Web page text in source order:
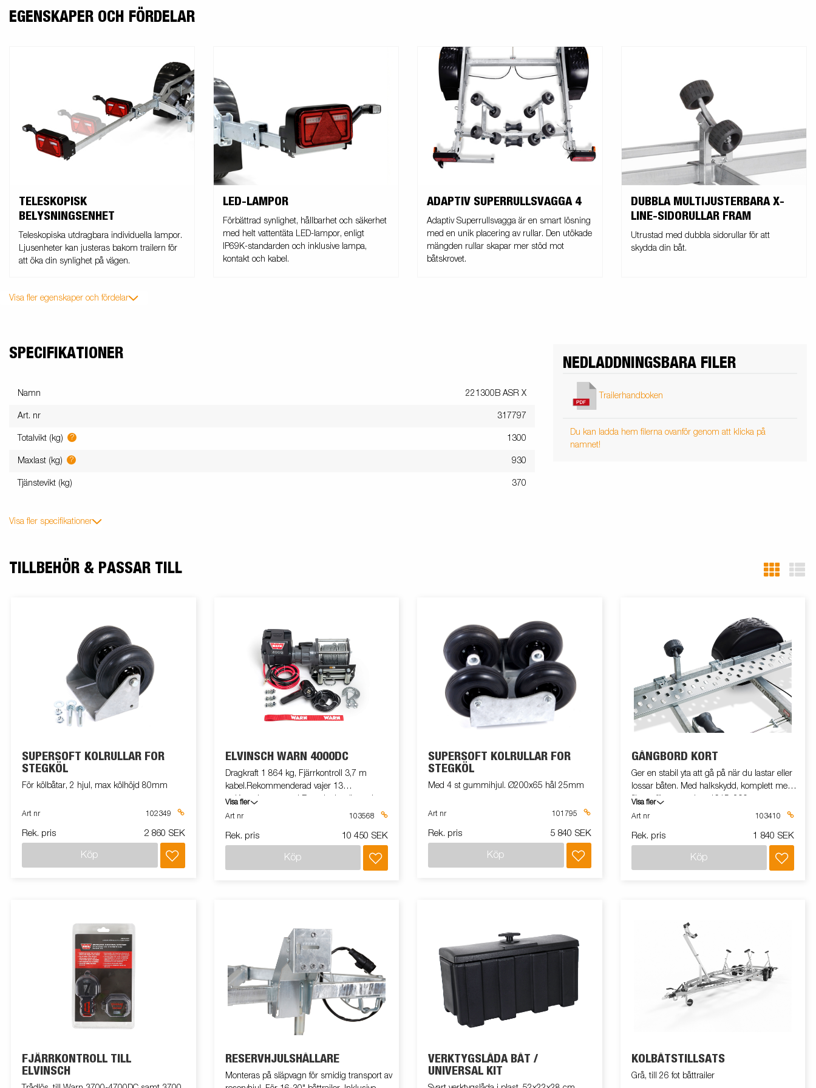
EGENSKAPER OCH FÖRDELAR
TELESKOPISK
BELYSNINGSENHET
Teleskopiska utdragbara individuella lampor.
Ljusenheter kan justeras bakom trailern för
att öka din synlighet på vägen.
LED-LAMPOR
Förbättrad synlighet, hållbarhet och säkerhet
med helt vattentäta LED-lampor, enligt
IP69K-standarden och inklusive lampa,
kontakt och kabel.
ADAPTIV SUPERRULLSVAGGA 4
Adaptiv Superrullsvagga är en smart lösning
med en unik placering av rullar. Den utökade
mängden rullar skapar mer stöd mot
båtskrovet.
DUBBLA MULTIJUSTERBARA X-
LINE-SIDORULLAR FRAM
Utrustad med dubbla sidorullar för att
skydda din båt.
Visa fler egenskaper och fördelar
SPECIFIKATIONER
Namn 221300B ASR X
Art. nr 317797
Totalvikt (kg) ? 1300
Maxlast (kg) ? 930
Tjänstevikt (kg) 370
Visa fler specifikationer
NEDLADDNINGSBARA FILER
Trailerhandboken
Du kan ladda hem filerna ovanför genom att klicka på
namnet!
TILLBEHÖR & PASSAR TILL
SUPERSOFT KÖLRULLAR FÖR
STEGKÖL
För kölbåtar, 2 hjul, max kölhöjd 80mm
Art nr 102349
Rek. pris 2 860 SEK
Köp
ELVINSCH WARN 4000DC
Dragkraft 1 864 kg, Fjärrkontroll 3,7 m
kabel.Rekommenderad vajer 13
m.Komplettera med Batteripaket (batteri
106583, låda m. konsol 304613,
Visa fler
Art nr
103568
Rek. pris 10 450 SEK
Köp
SUPERSOFT KÖLRULLAR FÖR
STEGKÖL
Med 4 st gummihjul. Ø200x65 hål 25mm
Art nr 101795
Rek. pris 5 840 SEK
Köp
GÅNGBORD KORT
Ger en stabil yta att gå på när du lastar eller
lossar båten. Med halkskydd, komplett med
fästen för montering. 1615x200mm.
Visa fler
Art nr
103410
Rek. pris 1 840 SEK
Köp
FJÄRRKONTROLL TILL
ELVINSCH
RESERVHJULSHÅLLARE
Monteras på släpvagn för smidig transport av
VERKTYGSLÅDA BÅT /
UNIVERSAL KIT
KÖLBÅTSTILLSATS
Grå, till 26 fot båttrailer